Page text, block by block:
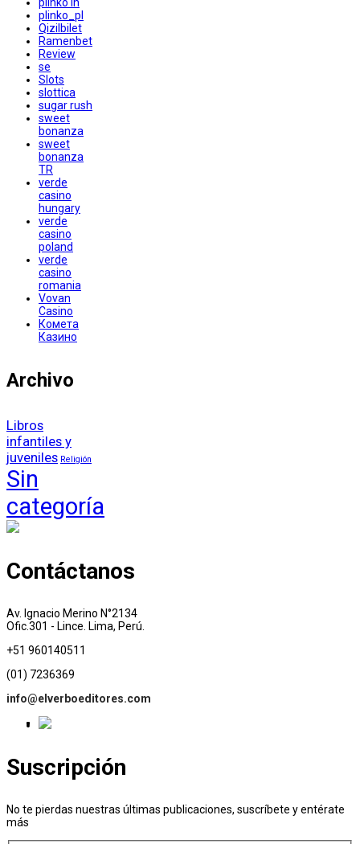
plinko in
plinko_pl
Qizilbilet
Ramenbet
Review
se
Slots
slottica
sugar rush
sweet
bonanza
sweet
bonanza
TR
verde
casino
hungary
verde
casino
poland
verde
casino
romania
Vovan
Casino
Комета
Казино
Archivo
Libros
infantiles y
juveniles Religión
Sin
categoría
Contáctanos
Av. Ignacio Merino N°2134
Ofic.301 - Lince. Lima, Perú.
+51 960140511
(01) 7236369
info@elverboeditores.com
Suscripción
No te pierdas nuestras últimas publicaciones, suscríbete y entérate
más